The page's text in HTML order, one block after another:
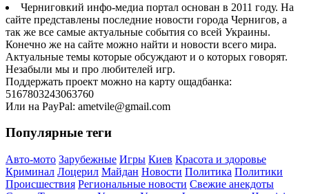
Черниговкий инфо-медиа портал основан в 2011 году. На
сайте представлены последние новости города Чернигов, а
так же все самые актуальные события со всей Украины.
Конечно же на сайте можно найти и новости всего мира.
Актуальные темы которые обсуждают и о которых говорят.
Незабыли мы и про любителей игр.
Поддержать проект можно на карту ощадбанка:
5167803243063760
Или на PayPal: ametvile@gmail.com
Популярные теги
Авто-мото Зарубежные Игры Киев Красота и здоровье
Криминал Лоцерил Майдан Новости Политика Политики
Происшествия Региональные новости Свежие анекдоты